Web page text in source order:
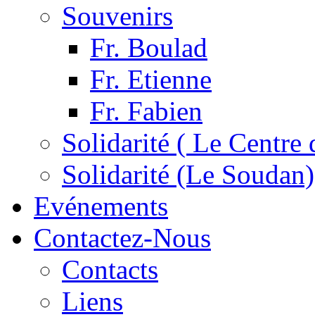
Souvenirs
Fr. Boulad
Fr. Etienne
Fr. Fabien
Solidarité ( Le Centre
Solidarité (Le Soudan)
Evénements
Contactez-Nous
Contacts
Liens